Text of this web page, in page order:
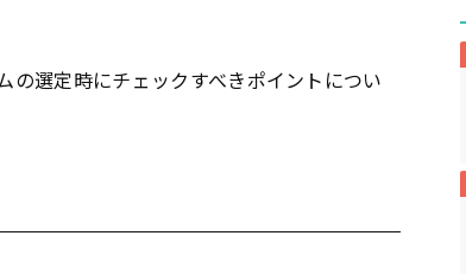
の選定時にチェックすべきポイントについ